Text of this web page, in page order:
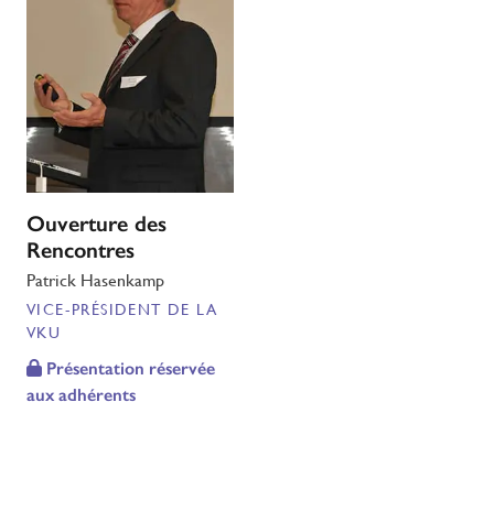
Ouverture des
Rencontres
Patrick Hasenkamp
VICE-PRÉSIDENT DE LA
VKU
Présentation réservée
aux adhérents